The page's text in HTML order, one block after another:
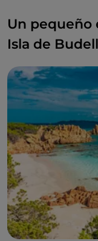
Un pequeño
Isla de